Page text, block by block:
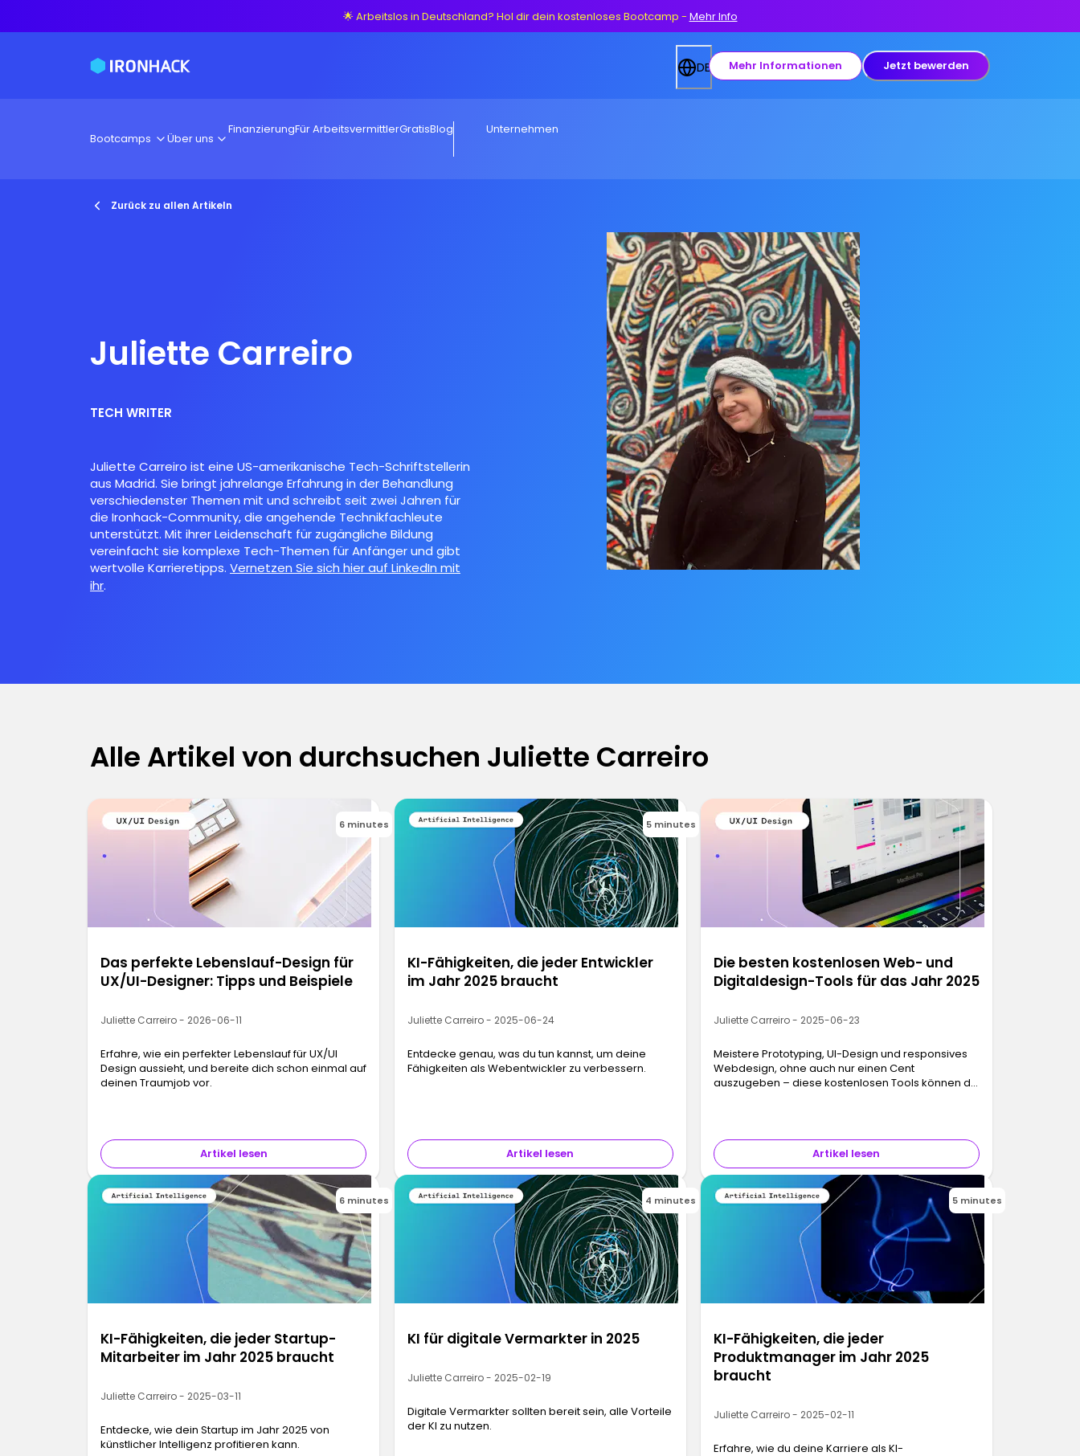
🌟 Arbeitslos in Deutschland? Hol dir dein kostenloses Bootcamp - Mehr Info
DE Mehr Informationen Jetzt bewerden
Bootcamps Über uns
FinanzierungFür ArbeitsvermittlerGratisBlog Unternehmen
Zurück zu allen Artikeln
Juliette Carreiro
TECH WRITER
Juliette Carreiro ist eine US-amerikanische Tech-Schriftstellerin
aus Madrid. Sie bringt jahrelange Erfahrung in der Behandlung
verschiedenster Themen mit und schreibt seit zwei Jahren für
die Ironhack-Community, die angehende Technikfachleute
unterstützt. Mit ihrer Leidenschaft für zugängliche Bildung
vereinfacht sie komplexe Tech-Themen für Anfänger und gibt
wertvolle Karrieretipps. Vernetzen Sie sich hier auf LinkedIn mit
ihr.
Alle Artikel von durchsuchen Juliette Carreiro
6 minutes
Das perfekte Lebenslauf-Design für
UX/UI-Designer: Tipps und Beispiele
Juliette Carreiro - 2026-06-11
Erfahre, wie ein perfekter Lebenslauf für UX/UI
Design aussieht, und bereite dich schon einmal auf
deinen Traumjob vor.
Artikel lesen
5 minutes
KI-Fähigkeiten, die jeder Entwickler
im Jahr 2025 braucht
Juliette Carreiro - 2025-06-24
Entdecke genau, was du tun kannst, um deine
Fähigkeiten als Webentwickler zu verbessern.
Artikel lesen
Die besten kostenlosen Web- und
Digitaldesign-Tools für das Jahr 2025
Juliette Carreiro - 2025-06-23
Meistere Prototyping, UI-Design und responsives
Webdesign, ohne auch nur einen Cent
auszugeben – diese kostenlosen Tools können dir
Artikel lesen
6 minutes
KI-Fähigkeiten, die jeder Startup-
Mitarbeiter im Jahr 2025 braucht
Juliette Carreiro - 2025-03-11
Entdecke, wie dein Startup im Jahr 2025 von
künstlicher Intelligenz profitieren kann.
4 minutes
KI für digitale Vermarkter in 2025
Juliette Carreiro - 2025-02-19
Digitale Vermarkter sollten bereit sein, alle Vorteile
der KI zu nutzen.
5 minutes
KI-Fähigkeiten, die jeder
Produktmanager im Jahr 2025
braucht
Juliette Carreiro - 2025-02-11
Erfahre, wie du deine Karriere als KI-